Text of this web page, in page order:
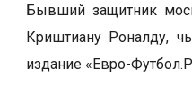
Бывший защитник
Криштиану Роналду,
издание «Евро-